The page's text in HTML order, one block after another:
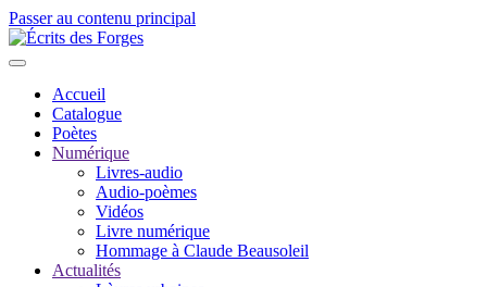
Passer au contenu principal
Accueil
Catalogue
Poètes
Numérique
Livres-audio
Audio-poèmes
Vidéos
Livre numérique
Hommage à Claude Beausoleil
Actualités